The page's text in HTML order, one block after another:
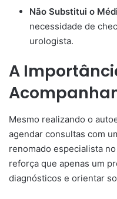
Não Substitui o
necessidade de
urologista.
A
Mesmo realizando o
agendar consultas com
renomado especialista
reforça que apenas um
diagnósticos e orientar